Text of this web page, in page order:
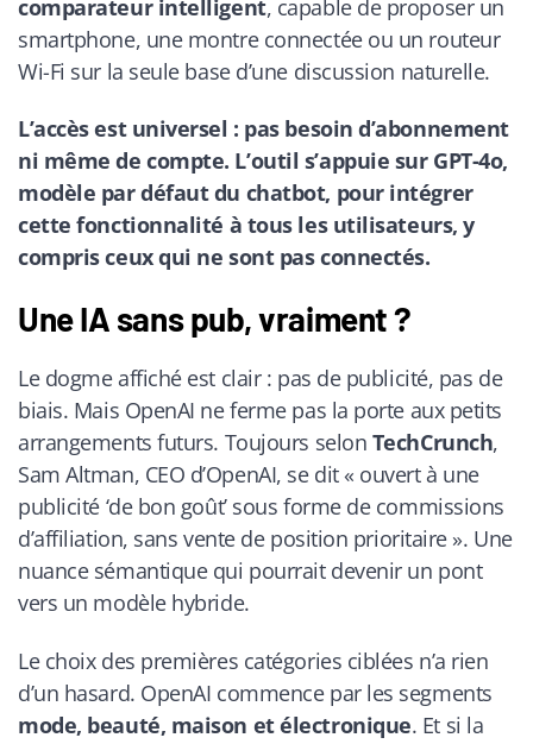
comparateur intelligent, capable de proposer un
smartphone, une montre connectée ou un routeur
Wi-Fi sur la seule base d’une discussion naturelle.
L’accès est universel : pas besoin d’abonnement
ni même de compte. L’outil s’appuie sur GPT-4o,
modèle par défaut du chatbot, pour intégrer
cette fonctionnalité à tous les utilisateurs, y
compris ceux qui ne sont pas connectés.
Une IA sans pub, vraiment ?
Le dogme affiché est clair : pas de publicité, pas de
biais. Mais OpenAI ne ferme pas la porte aux petits
arrangements futurs. Toujours selon TechCrunch,
Sam Altman, CEO d’OpenAI, se dit « ouvert à une
publicité ‘de bon goût’ sous forme de commissions
d’affiliation, sans vente de position prioritaire ». Une
nuance sémantique qui pourrait devenir un pont
vers un modèle hybride.
Le choix des premières catégories ciblées n’a rien
d’un hasard. OpenAI commence par les segments
mode, beauté, maison et électronique. Et si la